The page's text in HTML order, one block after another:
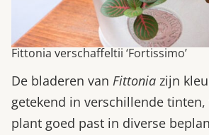
Fittonia verschaffeltii ‘Fortissimo’
De bladeren van Fittonia zijn
getekend in verschillende
plant goed past in diverse